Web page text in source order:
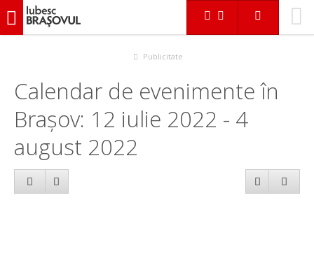
iubescbraşovul.ro
Publicitate
Calendar de evenimente în
Brașov: 12 iulie 2022 - 4
august 2022